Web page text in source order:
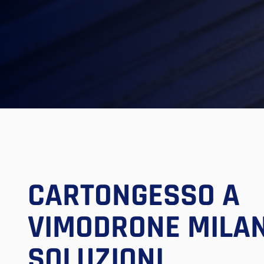
CARTONGESSO A
VIMODRONE